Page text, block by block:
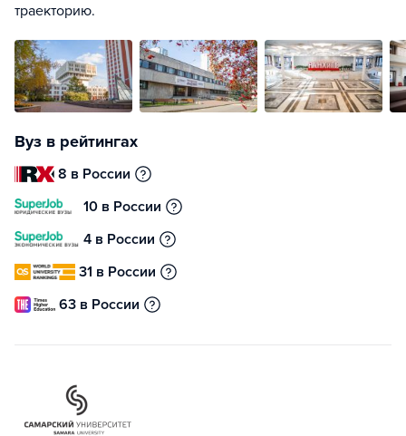
траекторию.
Вуз в рейтингах
8 в России
10 в России
4 в России
31 в России
63 в России